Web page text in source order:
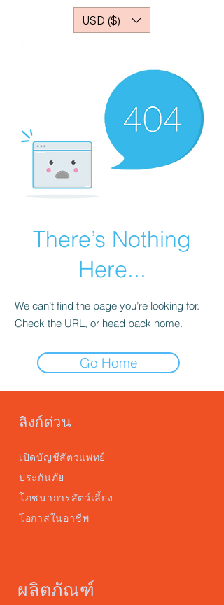
USD ($)
There’s Nothing
Here...
We can’t find the page you’re looking for.
Check the URL, or head back home.
Go Home
ลิงก์ด่วน
เปิดบัญชีสัตวแพทย์
ประกันภัย
โภชนาการสัตว์เลี้ยง
โอกาสในอาชีพ
ผลิตภัณฑ์